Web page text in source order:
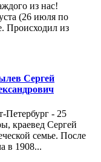
из нас!
(26 июля по
Происходил из
Сергей
Петербург - 25
краевед Сергей
семье. После
в 1908...